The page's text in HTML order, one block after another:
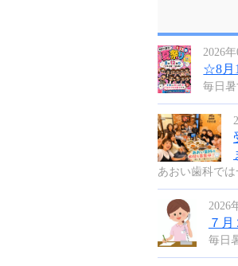
2026
☆8月
毎日
あおい歯科で
2026
７
毎日